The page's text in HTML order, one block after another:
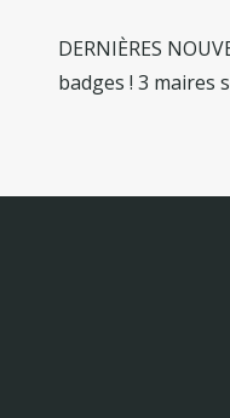
DERNIÈRES
badges ! 3 maires